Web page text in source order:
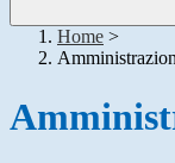
Home >